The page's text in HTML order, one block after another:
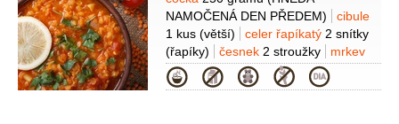
NAMOČENÁ DEN PŘEDEM)
cibule
1 kus (větší) celer řapíkatý 2 snítky
(řapíky)
česnek 2 stroužky
mrkev
2 kusy
rajčata sterilovaná1 konzerva
(loupaná)
vývar hovězí1 litr
máslo
Kategorie